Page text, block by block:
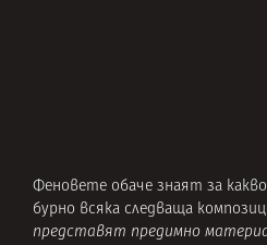
Феновете обаче знаят за
бурно всяка следваща
представят предимно